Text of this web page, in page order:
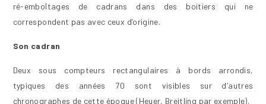
ré-emboîtages de cadrans dans des boitiers qui ne
correspondent pas avec ceux d’origine.
Son cadran
Deux sous compteurs rectangulaires à bords arrondis,
typiques des années 70 sont visibles sur d’autres
chronographes de cette époque (Heuer, Breitling par exemple).